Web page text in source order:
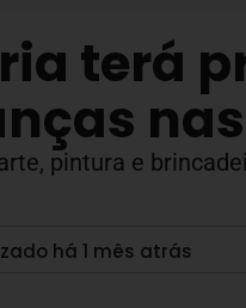
terá
pintura e
há 1 mês atrás